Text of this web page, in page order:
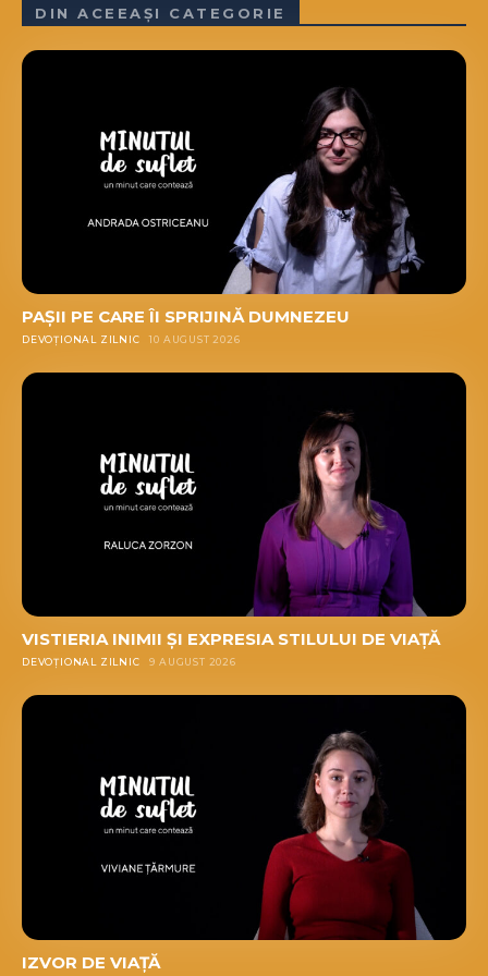
DIN ACEEAȘI CATEGORIE
PAȘII PE CARE ÎI SPRIJINĂ DUMNEZEU
DEVOȚIONAL ZILNIC 10 AUGUST 2026
VISTIERIA INIMII ȘI EXPRESIA STILULUI DE VIAȚĂ
DEVOȚIONAL ZILNIC 9 AUGUST 2026
IZVOR DE VIAȚĂ